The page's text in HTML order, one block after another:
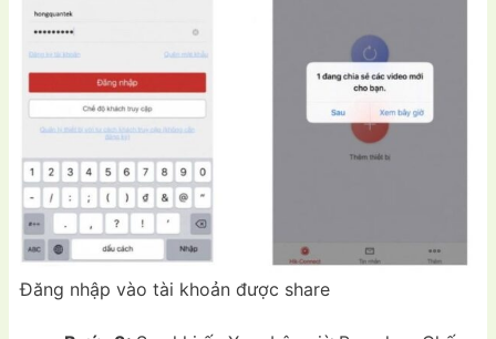
Đăng nhập vào tài khoản được share